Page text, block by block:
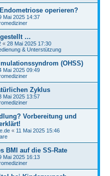
operieren?
Mai 2025 14:37
gestellt …
« 28 Mai 2025 17:30
& Unterstützung
(OHSS)
Mai 2025 09:49
Zyklus
Mai 2025 13:57
Vorbereitung und
« 11 Mai 2025 15:46
BMI auf die SS-Rate
Mai 2025 16:13